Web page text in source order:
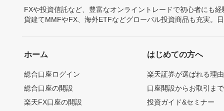
FXや投資信託など、豊富なオンライントレードで初心者にも
貨建てMMFやFX、海外ETFなどグローバル投資商品も充実。
ホーム
総合口座ログイン
総合口座の開設
楽天FX口座の開設
はじめての方へ
楽天証券が選ばれる理由
口座開設からお取引ま
投資ガイド&セミナー